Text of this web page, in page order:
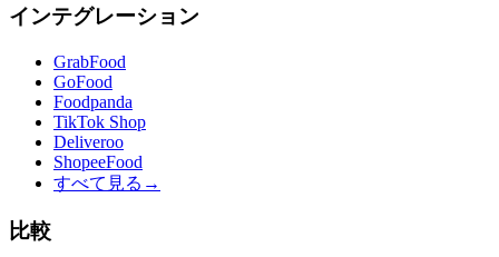
インテグレーション
GrabFood
GoFood
Foodpanda
TikTok Shop
Deliveroo
ShopeeFood
すべて見る →
比較